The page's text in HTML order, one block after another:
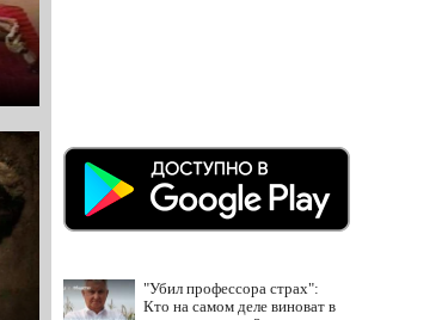
"Убил профессора страх":
Кто на самом деле виноват в